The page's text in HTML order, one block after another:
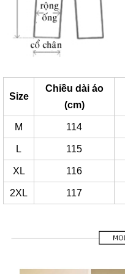
Size
Chiều dài áo
(cm)
M 114
L 115
XL 116
2XL 117